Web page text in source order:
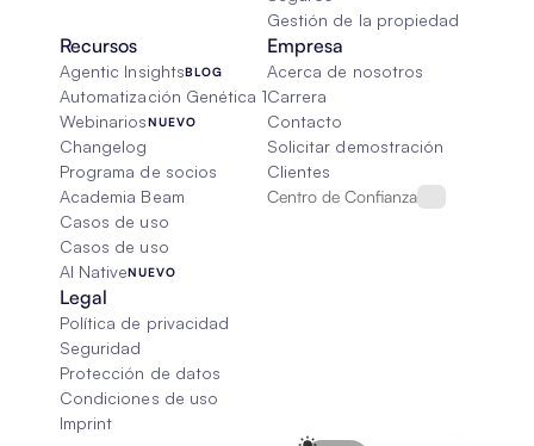
Gestión de la propiedad
Recursos
Agentic InsightsBLOG
Automatización Genética 101
WebinariosNUEVO
Changelog
Programa de socios
Academia Beam
Casos de uso
Casos de uso
AI NativeNUEVO
Empresa
Acerca de nosotros
Carrera
Contacto
Solicitar demostración
Clientes
Centro de Confianza
Legal
Política de privacidad
Seguridad
Protección de datos
Condiciones de uso
Imprint